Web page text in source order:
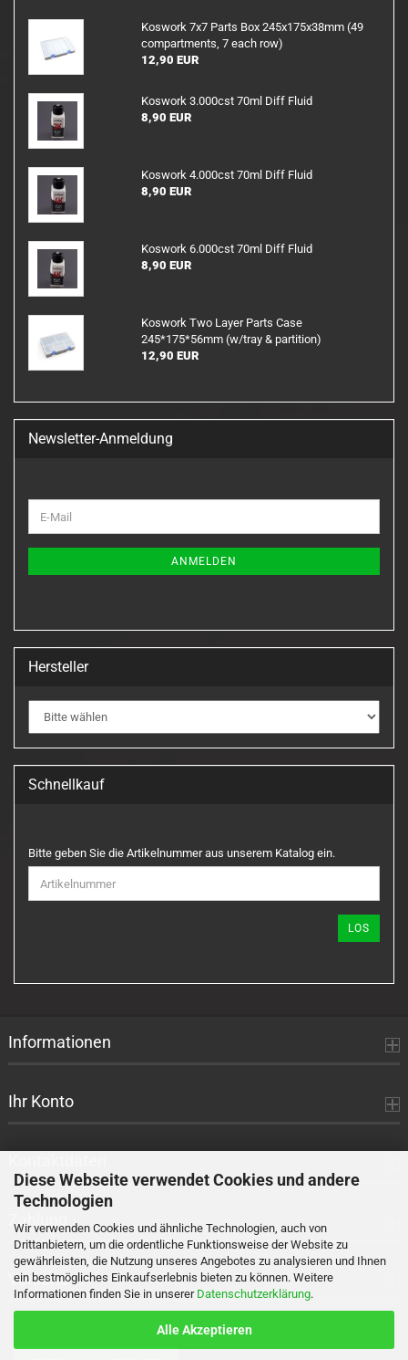
Diese Webseite verwendet Cookies und andere
Technologien
Wir verwenden Cookies und ähnliche Technologien, auch von
Drittanbietern, um die ordentliche Funktionsweise der Website zu
gewährleisten, die Nutzung unseres Angebotes zu analysieren und Ihnen
ein bestmögliches Einkaufserlebnis bieten zu können. Weitere
Informationen finden Sie in unserer Datenschutzerklärung.
Alle Akzeptieren
Koswork 7x7 Parts Box 245x175x38mm (49
compartments, 7 each row)
12,90 EUR
Koswork 3.000cst 70ml Diff Fluid
8,90 EUR
Koswork 4.000cst 70ml Diff Fluid
8,90 EUR
Koswork 6.000cst 70ml Diff Fluid
8,90 EUR
Koswork Two Layer Parts Case
245*175*56mm (w/tray & partition)
12,90 EUR
Newsletter-Anmeldung
ZUR
E-
Mail
ANMELDEN
Hersteller
Schnellkauf
BITTE
GEBEN
SIE
DIE
EIN.
Bitte geben Sie die Artikelnummer aus unserem Katalog ein.
LOS
Informationen
Ihr Konto
Zahlung
Versand